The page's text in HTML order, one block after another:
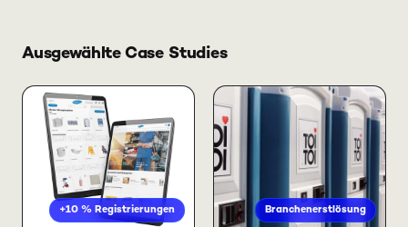
Ausgewählte Case Studies
+10 % Registrierungen Branchenerstlösung